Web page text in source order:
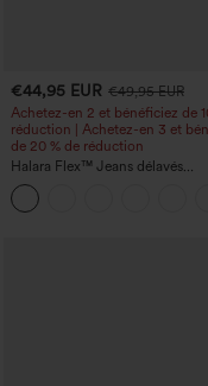
€44,95 EUR €49,95 EUR
Achetez-en 2 et bénéficiez de
réduction | Achetez-en 3 et
de 20 % de réduction
Halara Flex™ Jeans délavés
décontractés, coupe baggy à
large, taille basse asymétrique,
zippées